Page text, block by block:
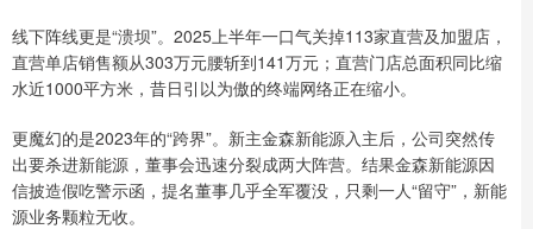
线下阵线更是“溃坝”。2025上半年一口气关掉113家直营及加盟店，
直营单店销售额从303万元腰斩到141万元；直营门店总面积同比缩
水近1000平方米，昔日引以为傲的终端网络正在缩小。
更魔幻的是2023年的“跨界”。新主金森新能源入主后，公司突然传
出要杀进新能源，董事会迅速分裂成两大阵营。结果金森新能源因
信披造假吃警示函，提名董事几乎全军覆没，只剩一人“留守”，新能
源业务颗粒无收。